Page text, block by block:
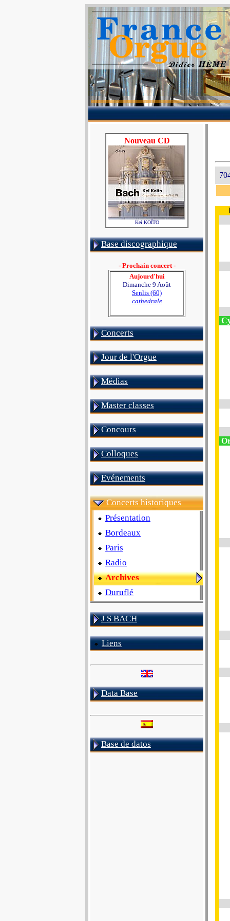
Nouveau CD
Kei KOÏTO
Base discographique
- Prochain concert -
Aujourd'hui
Dimanche 9 Août
Senlis (60)
cathedrale
Concerts
Jour de l'Orgue
Médias
Master classes
Concours
Colloques
Evénements
Concerts historiques
Présentation
Bordeaux
Paris
Radio
Archives
Duruflé
J S BACH
Liens
Data Base
Base de datos